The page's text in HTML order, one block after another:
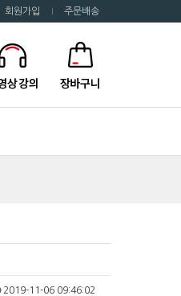
회원가입 주문배송
2019-11-06 09:46:02